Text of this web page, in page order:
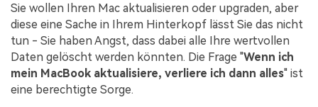
UBackit - Datensicherung
Sie wollen Ihren Mac aktualisieren oder upgraden, aber
diese eine Sache in Ihrem Hinterkopf lässt Sie das nicht
tun - Sie haben Angst, dass dabei alle Ihre wertvollen
Daten gelöscht werden könnten. Die Frage "Wenn ich
mein MacBook aktualisiere, verliere ich dann alles" ist
eine berechtigte Sorge.